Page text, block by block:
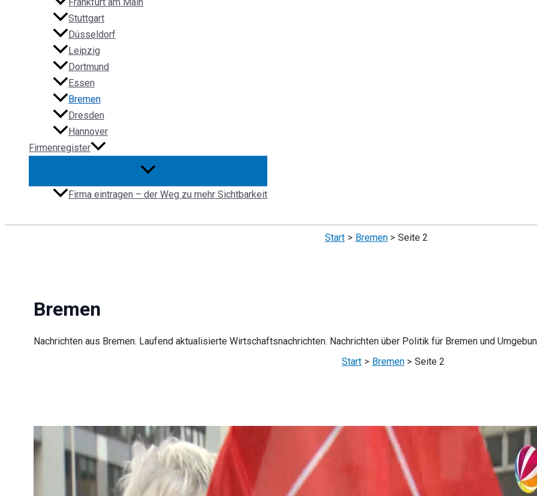
Stuttgart
Düsseldorf
Leipzig
Dortmund
Essen
Bremen
Dresden
Hannover
Firmenregister
Firma eintragen – der Weg zu mehr Sichtbarkeit
Start Bremen Seite 2
Bremen
Nachrichten aus Bremen. Laufend aktualisierte Wirtschaftsnachrichten. Nachrichten über Politik für Bremen und
Start
Bremen Seite 2